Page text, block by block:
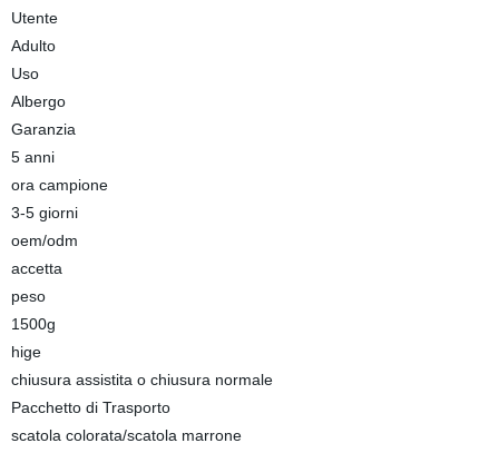
Utente
Adulto
Uso
Albergo
Garanzia
5 anni
ora campione
3-5 giorni
oem/odm
accetta
peso
1500g
hige
chiusura assistita o chiusura normale
Pacchetto di Trasporto
scatola colorata/scatola marrone